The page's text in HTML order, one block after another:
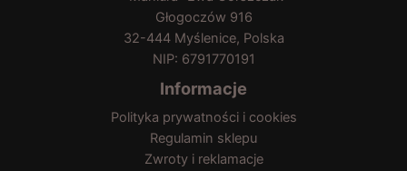
Głogoczów 916
32-444 Myślenice, Polska
NIP: 6791770191
Informacje
Polityka prywatności i cookies
Regulamin sklepu
Zwroty i reklamacje